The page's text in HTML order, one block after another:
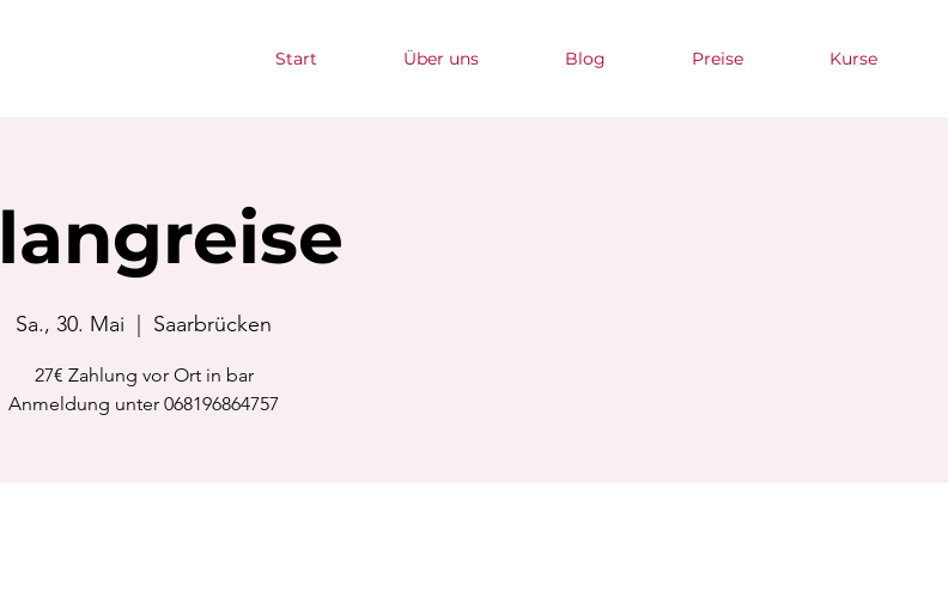
Start Über uns Blog Preise Kurse
Sa., 30. Mai Saarbrücken
27€ Zahlung vor Ort in bar
Anmeldung unter 068196864757